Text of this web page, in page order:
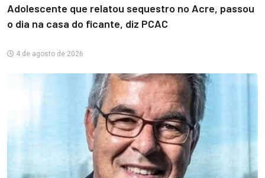
Adolescente que relatou sequestro no Acre, passou
o dia na casa do ficante, diz PCAC
4 de agosto de 2026